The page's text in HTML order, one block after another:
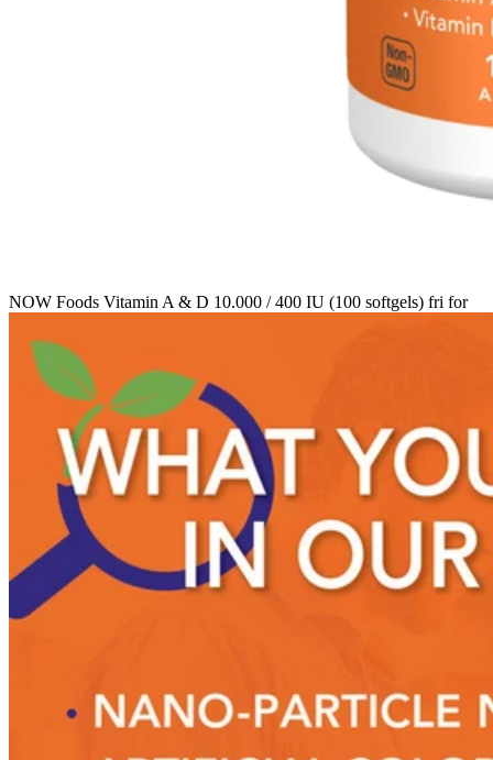
NOW Foods Vitamin A & D 10.000 / 400 IU (100 softgels) fri for